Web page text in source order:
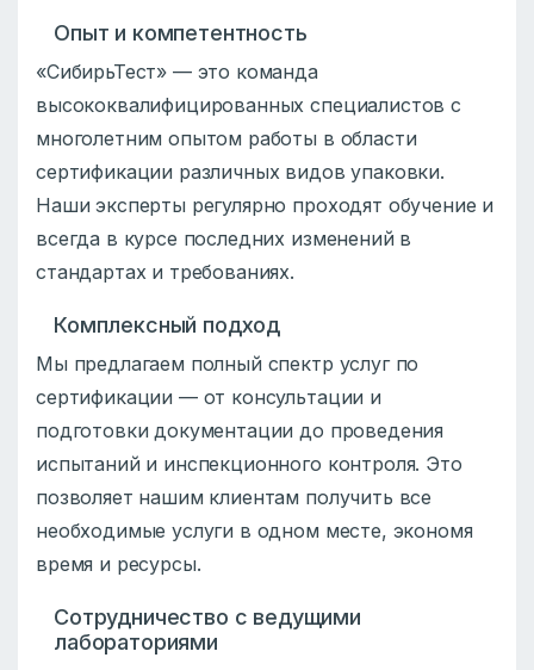
Опыт и компетентность
«СибирьТест» — это команда
высококвалифицированных специалистов с
многолетним опытом работы в области
сертификации различных видов упаковки.
Наши эксперты регулярно проходят обучение и
всегда в курсе последних изменений в
стандартах и требованиях.
Комплексный подход
Мы предлагаем полный спектр услуг по
сертификации — от консультации и
подготовки документации до проведения
испытаний и инспекционного контроля. Это
позволяет нашим клиентам получить все
необходимые услуги в одном месте, экономя
время и ресурсы.
Сотрудничество с ведущими
лабораториями